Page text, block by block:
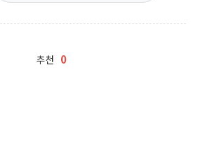
추천 0